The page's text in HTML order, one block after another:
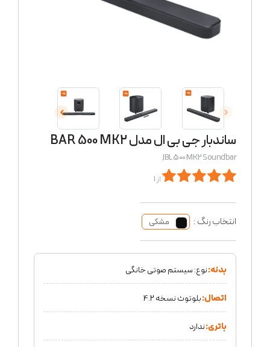
ساندبار جی بی ال مدل BAR 500 MK2
JBL 500 MK2 Soundbar
از 1
انتخاب رنگ : مشکی
بدنه:نوع: سیستم صوتی خانگی
اتصال:بلوتوث نسخه 4.2
باتری:ندارد